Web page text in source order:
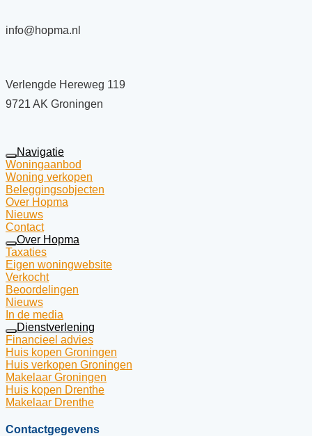
info@hopma.nl
Verlengde Hereweg 119
9721 AK Groningen
Navigatie
Woningaanbod
Woning verkopen
Beleggingsobjecten
Over Hopma
Nieuws
Contact
Over Hopma
Taxaties
Eigen woningwebsite
Verkocht
Beoordelingen
Nieuws
In de media
Dienstverlening
Financieel advies
Huis kopen Groningen
Huis verkopen Groningen
Makelaar Groningen
Huis kopen Drenthe
Makelaar Drenthe
Contactgegevens